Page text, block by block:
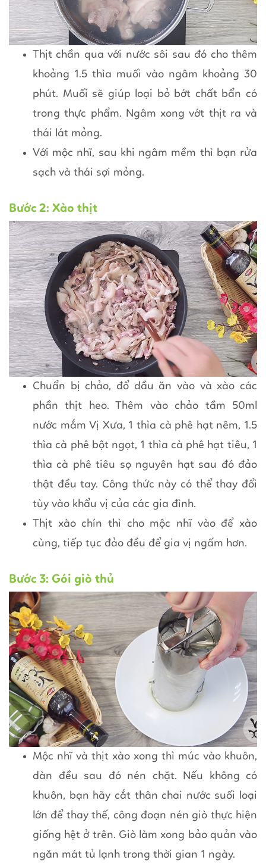
Thịt chần qua với nước sôi sau đó cho thêm
khoảng 1.5 thìa muối vào ngâm khoảng 30
phút. Muối sẽ giúp loại bỏ bớt chất bẩn có
trong thực phẩm. Ngâm xong vớt thịt ra và
thái lát mỏng.
Với mộc nhĩ, sau khi ngâm mềm thì bạn rửa
sạch và thái sợi mỏng.
Bước 2: Xào thịt
Chuẩn bị chảo, đổ dầu ăn vào và xào các
phần thịt heo. Thêm vào chảo tầm 50ml
nước mắm Vị Xưa, 1 thìa cà phê hạt nêm, 1.5
thìa cà phê bột ngọt, 1 thìa cà phê hạt tiêu, 1
thìa cà phê tiêu sọ nguyên hạt sau đó đảo
thật đều tay. Công thức này có thể thay đổi
tùy vào khẩu vị của các gia đình.
Thịt xào chín thì cho mộc nhĩ vào để xào
cùng, tiếp tục đảo đều để gia vị ngấm hơn.
Bước 3: Gói giò thủ
Mộc nhĩ và thịt xào xong thì múc vào khuôn,
dàn đều sau đó nén chặt. Nếu không có
khuôn, bạn hãy cắt thân chai nước suối loại
lớn để thay thế, công đoạn nén giò thực hiện
giống hệt ở trên. Giò làm xong bảo quản vào
ngăn mát tủ lạnh trong thời gian 1 ngày.